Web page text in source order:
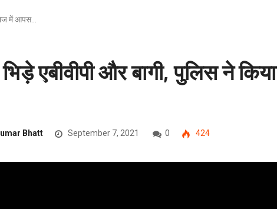
में आपस…
एबीवीपी और बागी, पुलिस ने किया
Bhatt September 7, 2021 0 424